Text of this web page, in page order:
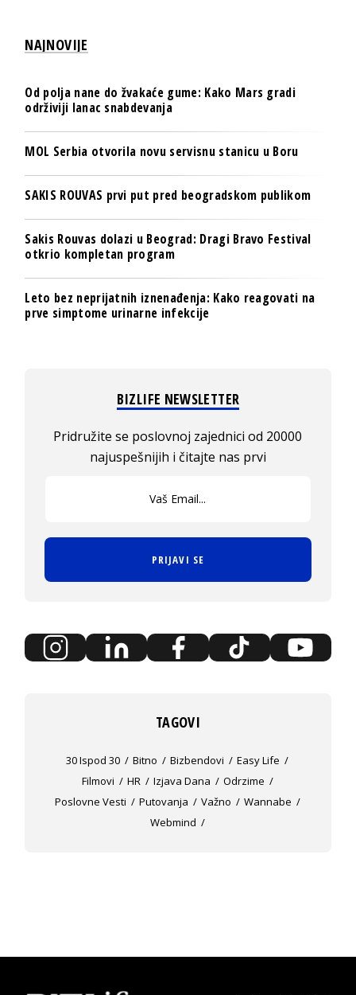
NAJNOVIJE
Od polja nane do žvakaće gume: Kako Mars gradi
održiviji lanac snabdevanja
MOL Serbia otvorila novu servisnu stanicu u Boru
SAKIS ROUVAS prvi put pred beogradskom publikom
Sakis Rouvas dolazi u Beograd: Dragi Bravo Festival
otkrio kompletan program
Leto bez neprijatnih iznenađenja: Kako reagovati na
prve simptome urinarne infekcije
BIZLIFE NEWSLETTER
Pridružite se poslovnoj zajednici od 20000
najuspešnijih i čitajte nas prvi
PRIJAVI SE
TAGOVI
30 Ispod 30 Bitno Bizbendovi
Easy Life
Filmovi
HR Izjava Dana
Odrzime
Poslovne Vesti
Putovanja Važno
Wannabe
Webmind